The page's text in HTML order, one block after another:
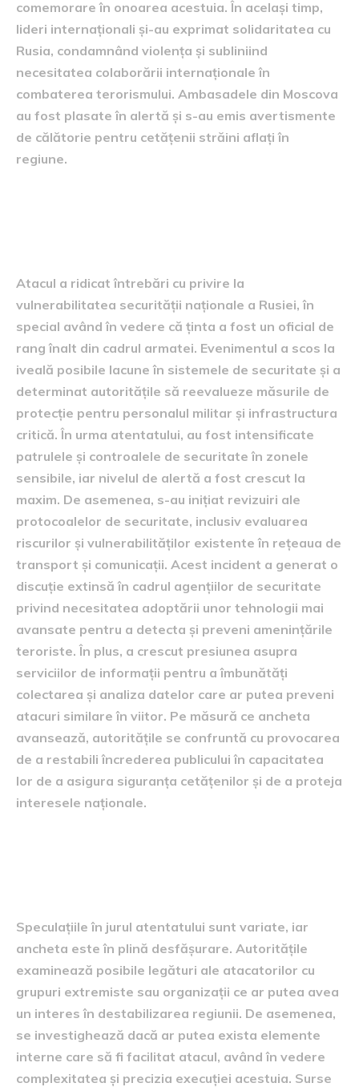
comemorare în onoarea acestuia. În același timp,
lideri internaționali și-au exprimat solidaritatea cu
Rusia, condamnând violența și subliniind
necesitatea colaborării internaționale în
combaterea terorismului. Ambasadele din Moscova
au fost plasate în alertă și s-au emis avertismente
de călătorie pentru cetățenii străini aflați în
regiune.
Atacul a ridicat întrebări cu privire la
vulnerabilitatea securității naționale a Rusiei, în
special având în vedere că ținta a fost un oficial de
rang înalt din cadrul armatei. Evenimentul a scos la
iveală posibile lacune în sistemele de securitate și a
determinat autoritățile să reevalueze măsurile de
protecție pentru personalul militar și infrastructura
critică. În urma atentatului, au fost intensificate
patrulele și controalele de securitate în zonele
sensibile, iar nivelul de alertă a fost crescut la
maxim. De asemenea, s-au inițiat revizuiri ale
protocoalelor de securitate, inclusiv evaluarea
riscurilor și vulnerabilităților existente în rețeaua de
transport și comunicații. Acest incident a generat o
discuție extinsă în cadrul agențiilor de securitate
privind necesitatea adoptării unor tehnologii mai
avansate pentru a detecta și preveni amenințările
teroriste. În plus, a crescut presiunea asupra
serviciilor de informații pentru a îmbunătăți
colectarea și analiza datelor care ar putea preveni
atacuri similare în viitor. Pe măsură ce ancheta
avansează, autoritățile se confruntă cu provocarea
de a restabili încrederea publicului în capacitatea
lor de a asigura siguranța cetățenilor și de a proteja
interesele naționale.
Speculațiile în jurul atentatului sunt variate, iar
ancheta este în plină desfășurare. Autoritățile
examinează posibile legături ale atacatorilor cu
grupuri extremiste sau organizații ce ar putea avea
un interes în destabilizarea regiunii. De asemenea,
se investighează dacă ar putea exista elemente
interne care să fi facilitat atacul, având în vedere
complexitatea și precizia execuției acestuia. Surse